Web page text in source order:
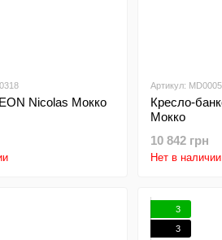
Nicolas Мокко
Артикул:
Кресло-
Мокко
10 842 грн
Нет в наличии
3
3